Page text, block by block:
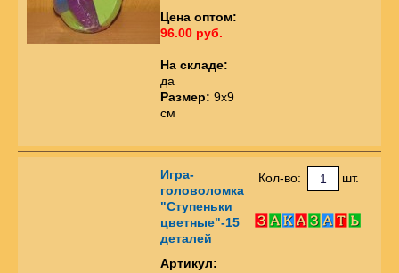
Цена оптом:
96.00 руб.
На складе:
да
Размер: 9х9
см
Игра-
головоломка
"Ступеньки
цветные"-15
деталей
Артикул:
Кол-во: шт.